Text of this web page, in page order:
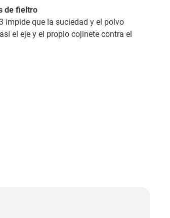
de fieltro
impide que la suciedad y el polvo
el eje y el propio cojinete contra el